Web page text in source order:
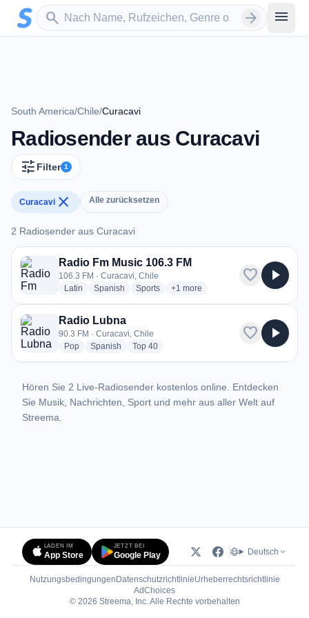
Zum Hauptinhalt springen
search
Sender suchen arrow_forward menu
South America/Chile/Curacavi
Radiosender aus Curacavi
tune Filter 1
Curacavi close Alle zurücksetzen
2 Radiosender aus Curacavi
2 Radiosender aus Curacavi
Radio Fm Music 106.3 FM
106.3 FM · Curacavi, Chile
Latin radio stations
Spanish radio stations
Sportsradio stations
+1 more genres for Radio Fm Music
more
favorite play_arrow
Radio Lubna
90.3 FM · Curacavi, Chile
Popradio stations
Spanish radio stations
Top 40radio stations
favorite play_arrow
Hören Sie 2 Live-Radiosender kostenlos online. Entdecken
Sie Musik, Nachrichten, Sport und mehr aus aller Welt auf
Streema.
LADEN IM
App Store
JETZT BEI
Google Play Deutsch
Nutzungsbedingungen DatenschutzrichtlinieUrheberrechtsrichtlinie
AdChoices(öffnet in neuem Tab)
© 2026 Streema, Inc. Alle Rechte vorbehalten